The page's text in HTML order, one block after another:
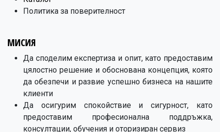
Политика за поверителност
МИСИЯ
Да споделим експертиза и опит, като предоставим
цялостно решение и обоснована концепция, която
да обезпечи и развие успешно бизнеса на нашите
клиенти
Да осигурим спокойствие и сигурност, като
предоставим професионална поддръжка,
консултации, обучения и оторизиран сервиз